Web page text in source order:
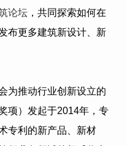
论坛 ，共同探索如何在
布更多建筑新设计、新
为推动行业创新设立的
项）发起于2014年，专
专利的新产品、新材